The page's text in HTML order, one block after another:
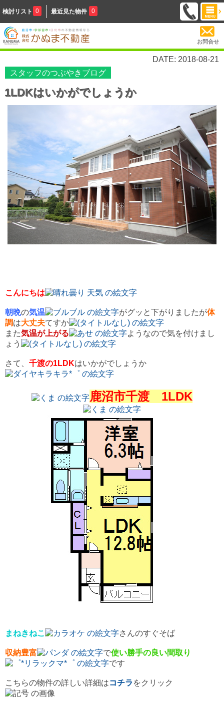
検討リスト 0 最近見た物件 0
お問合せ
DATE: 2018-08-21
スタッフのつぶやきブログ
1LDKはいかがでしょうか
こんにちは
朝晩の気温 がグッと下がりましたが体
調は大丈夫てすか
また気温が上がる
ようなので気を付けまし
ょう
さて、 千渡の1LDKはいかがでしょうか
鹿沼市千渡 1LDK
まねきねこ さんのすぐそば
収納豊富 で使い勝手の良い間取り
です
こちらの物件の詳しい詳細はコチラ をクリック